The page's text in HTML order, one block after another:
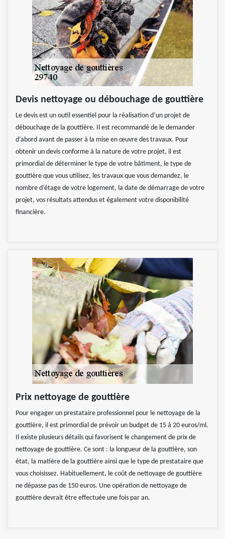
Devis nettoyage ou débouchage de gouttière
Le devis est un outil essentiel pour la réalisation d’un projet de
débouchage de la gouttière. Il est recommandé de le demander
d’abord avant de passer à la mise en œuvre des travaux. Pour
obtenir un devis conforme à la nature de votre projet, il est
primordial de déterminer le type de votre bâtiment, le type de
gouttière que vous utilisez, les travaux que vous demandez, le
nombre d’étage de votre logement, la date de démarrage de votre
projet, vos résultats attendus et également votre disponibilité
financière.
Prix nettoyage de gouttière
Pour engager un prestataire professionnel pour le nettoyage de la
gouttière, il est primordial de prévoir un budget de 15 à 20 euros/ml.
Il existe plusieurs détails qui favorisent le changement de prix de
nettoyage de gouttière. Ce sont : la longueur de la gouttière, son
état, la matière de la gouttière ainsi que le type de prestataire que
vous choisissez. Habituellement, le coût de nettoyage de gouttière
ne dépasse pas de 150 euros. Une opération de nettoyage de
gouttière devrait être effectuée une fois par an.